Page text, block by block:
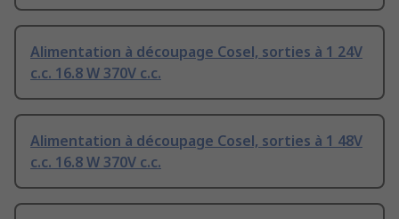
Alimentation à découpage Cosel, sorties à 1 24V
c.c. 16.8 W 370V c.c.
Alimentation à découpage Cosel, sorties à 1 48V
c.c. 16.8 W 370V c.c.